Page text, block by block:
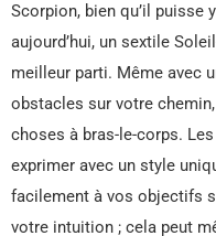
Scorpion, bien qu’il puisse
aujourd’hui, un sextile
meilleur parti. Même avec
obstacles sur votre
choses à bras-le-corps.
exprimer avec un style
facilement à vos objectifs
votre intuition ; cela peut